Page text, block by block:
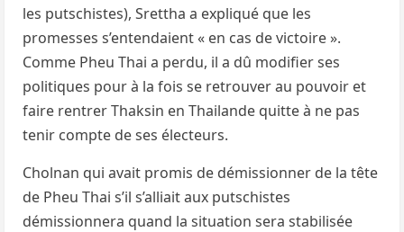
les putschistes), Srettha a expliqué que les
promesses s’entendaient « en cas de victoire ».
Comme Pheu Thai a perdu, il a dû modifier ses
politiques pour à la fois se retrouver au pouvoir et
faire rentrer Thaksin en Thailande quitte à ne pas
tenir compte de ses électeurs.
Cholnan qui avait promis de démissionner de la tête
de Pheu Thai s’il s’alliait aux putschistes
démissionnera quand la situation sera stabilisée